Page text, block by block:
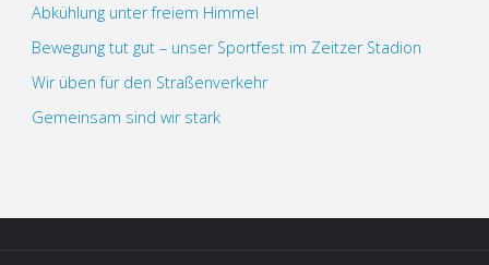
Abkühlung unter freiem Himmel
Bewegung tut gut – unser Sportfest im Zeitzer Stadion
Wir üben für den Straßenverkehr
Gemeinsam sind wir stark